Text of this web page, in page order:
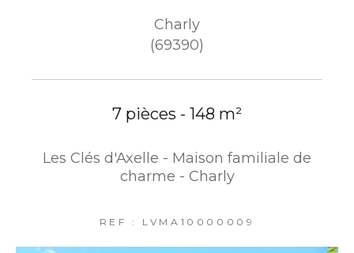
Charly
(69390)
7 pièces - 148 m²
Les Clés d'Axelle - Maison familiale de
charme - Charly
REF : LVMA10000009